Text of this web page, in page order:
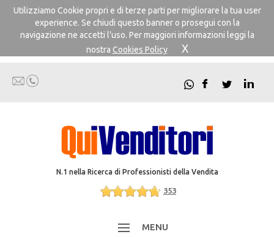
Utilizziamo Cookie propri e di terze parti per migliorare la tua user
experience. Se chiudi questo banner o prosegui con la
navigazione ne accetti l'uso. Per maggiori informazioni leggi la
nostra Cookies Policy X
N.1 nella Ricerca di Professionisti della Vendita
353
MENU